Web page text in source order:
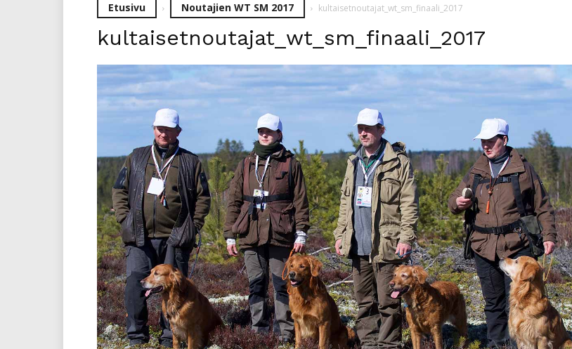
Etusivu Noutajien WT SM 2017 kultaisetnoutajat_wt_sm_finaali_2017
kultaisetnoutajat_wt_sm_finaali_2017